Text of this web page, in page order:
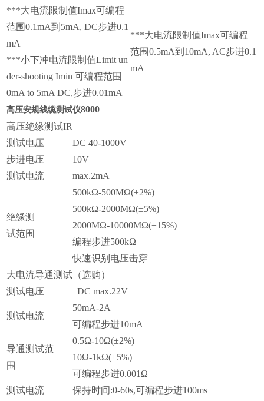
***大电流限制值Imax可编程
范围0.1mA到5mA, DC步进0.1
mA
***大电流限制值Imax可编程
范围0.5mA到10mA, AC步进0.1
mA
***小下冲电流限制值Limit un
der-shooting Imin 可编程范围
0mA to 5mA DC,步进0.01mA
高压安规线缆测试仪8000
高压绝缘测试IR
测试电压
DC 40-1000V
步进电压
10V
测试电流
max.2mA
绝缘测
试范围
500kΩ-500MΩ(±2%)
500kΩ-2000MΩ(±5%)
2000MΩ-10000MΩ(±15%)
编程步进500kΩ
快速识别电压击穿
大电流导通测试（选购）
测试电压
DC max.22V
测试电流
50mA-2A
可编程步进10mA
导通测试范
围
0.5Ω-10Ω(±2%)
10Ω-1kΩ(±5%)
可编程步进0.001Ω
测试电流
保持时间:0-60s,可编程步进100ms